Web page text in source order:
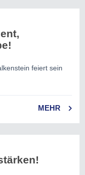
feiert sein
MEHR